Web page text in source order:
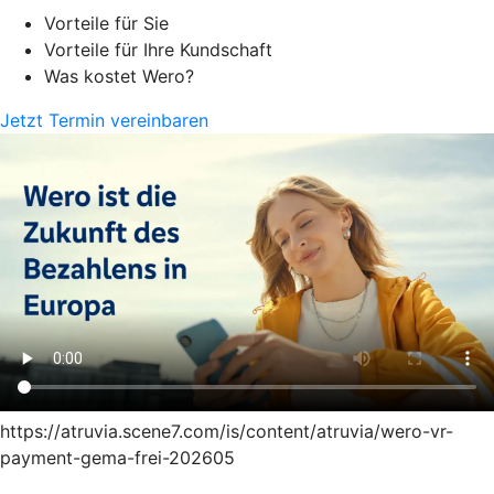
Vorteile für Sie
Vorteile für Ihre Kundschaft
Was kostet Wero?
Jetzt Termin vereinbaren
https://atruvia.scene7.com/is/content/atruvia/wero-vr-
payment-gema-frei-202605